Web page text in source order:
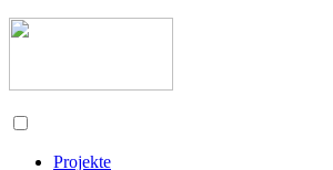
Projekte